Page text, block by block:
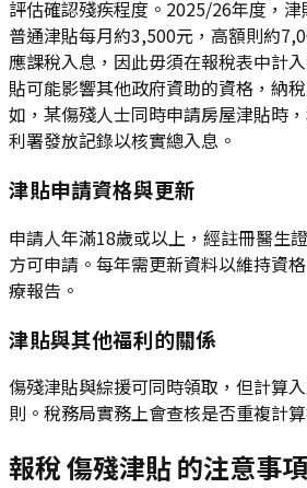
評估確認殘疾程度。2025/26年度，津
普通津貼每月約3,500元，高額則約
應課稅入息，因此毋須在報稅表中計
貼可能影響其他政府資助的資格，納
如，某傷殘人士同時申請房屋津貼時
利署發放記錄以核實總入息。
津貼申請資格與更新
申請人年滿18歲或以上，經註冊醫生
方可申請。每年需更新資料以維持資
療報告。
津貼與其他福利的關係
傷殘津貼與綜援可同時領取，但計算
則。稅務局實務上會查核是否重複計算
報稅 傷殘津貼 的注意事項